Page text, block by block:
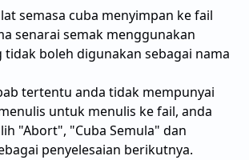
semasa cuba menyimpan ke fail
senarai semak menggunakan
tidak boleh digunakan sebagai nama
tertentu anda tidak mempunyai
untuk menulis ke fail, anda
"Abort", "Cuba Semula" dan
penyelesaian berikutnya.